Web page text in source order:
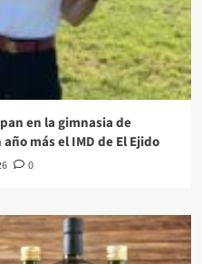
en la gimnasia de
más el IMD de El Ejido
0